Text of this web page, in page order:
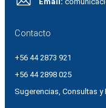
Contacto
+56 44 2873 921
+56 44 2898 025
Sugerencias, Consultas y